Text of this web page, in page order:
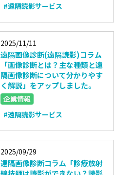
#遠隔読影サービス
2025/11/11
遠隔画像診断(遠隔読影)コラム
「画像診断とは？主な種類と遠
隔画像診断について分かりやす
く解説」をアップしました。
企業情報
#遠隔読影サービス
2025/09/29
遠隔画像診断コラム「診療放射